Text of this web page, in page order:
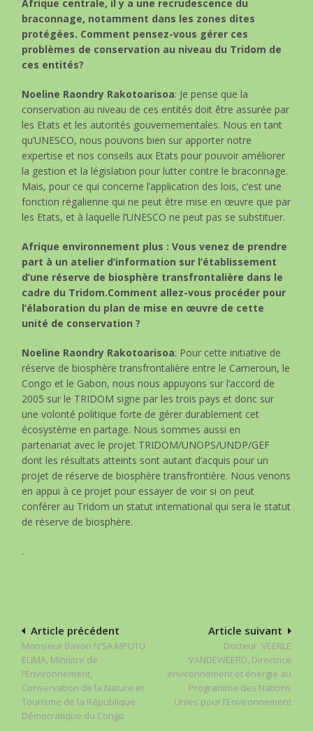
Afrique centrale, il y a une recrudescence du
braconnage, notamment dans les zones dites
protégées. Comment pensez-vous gérer ces
problèmes de conservation au niveau du Tridom de
ces entités?
Noeline Raondry Rakotoarisoa: Je pense que la
conservation au niveau de ces entités doit être assurée par
les Etats et les autorités gouvernementales. Nous en tant
qu’UNESCO, nous pouvons bien sur apporter notre
expertise et nos conseils aux Etats pour pouvoir améliorer
la gestion et la législation pour lutter contre le braconnage.
Mais, pour ce qui concerne l’application des lois, c’est une
fonction régalienne qui ne peut être mise en œuvre que par
les Etats, et à laquelle l’UNESCO ne peut pas se substituer.
Afrique environnement plus : Vous venez de prendre
part à un atelier d’information sur l’établissement
d’une réserve de biosphère transfrontalière dans le
cadre du Tridom.Comment allez-vous procéder pour
l’élaboration du plan de mise en œuvre de cette
unité de conservation ?
Noeline Raondry Rakotoarisoa: Pour cette initiative de
réserve de biosphère transfrontalière entre le Cameroun, le
Congo et le Gabon, nous nous appuyons sur l’accord de
2005 sur le TRIDOM signe par les trois pays et donc sur
une volonté politique forte de gérer durablement cet
écosystème en partage. Nous sommes aussi en
partenariat avec le projet TRIDOM/UNOPS/UNDP/GEF
dont les résultats atteints sont autant d’acquis pour un
projet de réserve de biosphère transfrontière. Nous venons
en appui à ce projet pour essayer de voir si on peut
conférer au Tridom un statut international qui sera le statut
de réserve de biosphère.
.
Navigation
de
l’article
Article suivant
Docteur VEERLE
VANDEWEERD, Directrice
environnement et énergie au
Programme des Nations
Unies pour l’Environnement
Article précédent
Monsieur Bavon N’SA MPUTU
ELIMA, Ministre de
l’Environnement,
Conservation de la Nature et
Tourisme de la République
Démocratique du Congo